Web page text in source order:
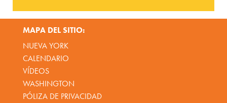
MAPA DEL SITIO:
NUEVA YORK
CALENDARIO
VÍDEOS
WASHINGTON
PÓLIZA DE PRIVACIDAD